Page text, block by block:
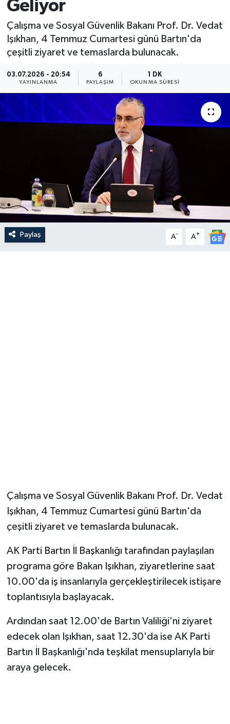
Geliyor
Çalışma ve Sosyal Güvenlik Bakanı Prof. Dr. Vedat
Işıkhan, 4 Temmuz Cumartesi günü Bartın'da
çeşitli ziyaret ve temaslarda bulunacak.
03.07.2026 - 20:54
YAYINLANMA
6
PAYLAŞIM
1 DK
OKUNMA SÜRESI
Paylaş A- A+
Çalışma ve Sosyal Güvenlik Bakanı Prof. Dr. Vedat
Işıkhan, 4 Temmuz Cumartesi günü Bartın'da
çeşitli ziyaret ve temaslarda bulunacak.
AK Parti Bartın İl Başkanlığı tarafından paylaşılan
programa göre Bakan Işıkhan, ziyaretlerine saat
10.00'da iş insanlarıyla gerçekleştirilecek istişare
toplantısıyla başlayacak.
Ardından saat 12.00'de Bartın Valiliği'ni ziyaret
edecek olan Işıkhan, saat 12.30'da ise AK Parti
Bartın İl Başkanlığı'nda teşkilat mensuplarıyla bir
araya gelecek.
Sağlık
Sinema
Sivil Toplum
Siyaset
Turizm
Yaşam